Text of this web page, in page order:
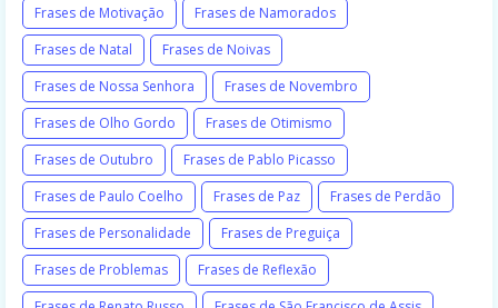
Frases de Motivação
Frases de Namorados
Frases de Natal
Frases de Noivas
Frases de Nossa Senhora
Frases de Novembro
Frases de Olho Gordo
Frases de Otimismo
Frases de Outubro
Frases de Pablo Picasso
Frases de Paulo Coelho
Frases de Paz
Frases de Perdão
Frases de Personalidade
Frases de Preguiça
Frases de Problemas
Frases de Reflexão